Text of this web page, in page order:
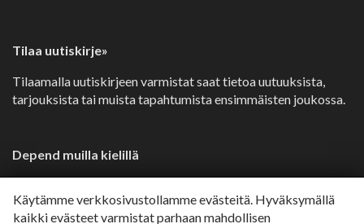
Käytämme verkkosivustollamme evästeitä. Hyväksymällä
kaikki evästeet varmistat parhaan mahdollisen
Tilaa uutiskirje»
Tilaamalla uutiskirjeen varmistat saat tietoa uutuuksista,
tarjouksista tai muista tapahtumista ensimmäisten joukossa.
Depend muilla kielillä
Dansk»